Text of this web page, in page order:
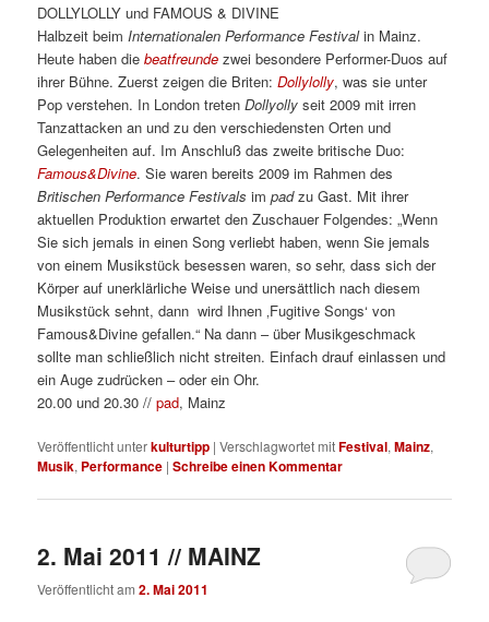
DOLLYLOLLY und FAMOUS & DIVINE
Halbzeit beim Internationalen Performance Festivalin Mainz.
Heute haben diebeatfreunde zwei besondere Performer-Duos auf
ihrer Bühne. Zuerst zeigen die Briten:Dollylolly, was sie unter
Pop verstehen. In London tretenDollyollyseit 2009 mit irren
Tanzattacken an und zu den verschiedensten Orten und
Gelegenheiten auf. Im Anschluß das zweite britische Duo:
Famous&Divine. Sie waren bereits 2009 im Rahmen des
Britischen Performance Festivals impadzu Gast. Mit ihrer
aktuellen Produktion erwartet den Zuschauer Folgendes: „Wenn
Sie sich jemals in einen Song verliebt haben, wenn Sie jemals
von einem Musikstück besessen waren, so sehr, dass sich der
Körper auf unerklärliche Weise und unersättlich nach diesem
Musikstück sehnt, dann wird Ihnen ‚Fugitive Songs‘ von
Famous&Divine gefallen.“ Na dann – über Musikgeschmack
sollte man schließlich nicht streiten. Einfach drauf einlassen und
ein Auge zudrücken – oder ein Ohr.
20.00 und 20.30 //pad, Mainz
Veröffentlicht unterkulturtipp |Verschlagwortet mitFestival,Mainz,
Musik, Performance |Schreibe einen Kommentar
2. Mai 2011 // MAINZ
Veröffentlicht am2. Mai 2011